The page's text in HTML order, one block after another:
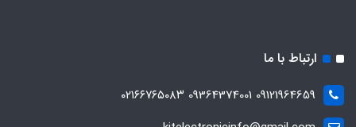
ارتباط با ما
09121964659 09364374001 ۰۲۱۶۶۷۶۵۰۸۳